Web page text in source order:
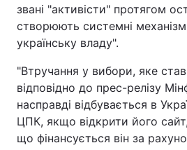
звані "активісти" протягом
створюють системні
українську владу".
"Втручання у вибори, яке
відповідно до прес-релізу
насправді відбувається в
ЦПК, якщо відкрити його
що фінансується він за